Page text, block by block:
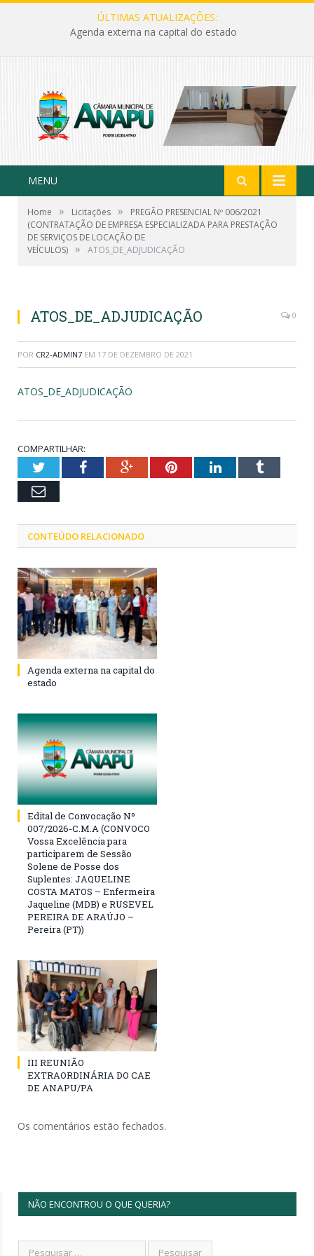
ÚLTIMAS ATUALIZAÇÕES:
Agenda externa na capital do estado
MENU
Home » Licitações »
PREGÃO PRESENCIAL Nº 006/2021
(CONTRATAÇÃO DE EMPRESA ESPECIALIZADA PARA PRESTAÇÃO
DE SERVIÇOS DE LOCAÇÃO DE
VEÍCULOS) » ATOS_DE_ADJUDICAÇÃO
ATOS_DE_ADJUDICAÇÃO 0
POR CR2-ADMIN7 EM 17 DE DEZEMBRO DE 2021
ATOS_DE_ADJUDICAÇÃO
COMPARTILHAR:
TwitterFacebookGoogle+PinterestLinkedInTumblr
Email
CONTEÚDO RELACIONADO
Agenda externa na capital do
estado
Edital de Convocação Nº
007/2026-C.M.A (CONVOCO
Vossa Excelência para
participarem de Sessão
Solene de Posse dos
Suplentes: JAQUELINE
COSTA MATOS – Enfermeira
Jaqueline (MDB) e RUSEVEL
PEREIRA DE ARAÚJO –
Pereira (PT))
III REUNIÃO
EXTRAORDINÁRIA DO CAE
DE ANAPU/PA
Os comentários estão fechados.
NÃO ENCONTROU O QUE QUERIA?